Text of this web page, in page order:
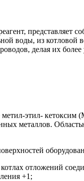
представляет
воды, из
делая их
этил- кетоксим
металлов.
отложений
+1;